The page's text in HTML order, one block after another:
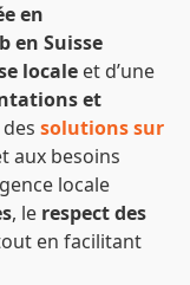
en
en Suisse
locale et d’une
et
solutions sur
aux besoins
locale
, le respect des
en facilitant